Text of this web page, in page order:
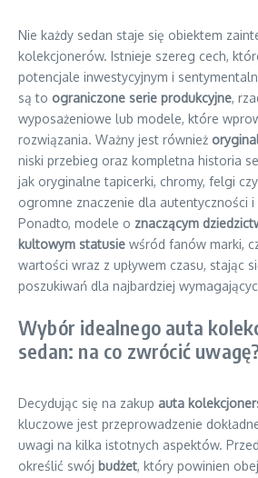
Nie każdy sedan staje się obiektem
kolekcjonerów. Istnieje szereg cech,
potencjale inwestycyjnym i
są to ograniczone serie produkcyjne,
wyposażeniowe lub modele, które
rozwiązania. Ważny jest również
niski przebieg oraz kompletna historia
jak oryginalne tapicerki, chromy, felgi
ogromne znaczenie dla autentyczności
Ponadto, modele o znaczącym
kultowym statusie wśród fanów marki,
wartości wraz z upływem czasu, stając
poszukiwań dla najbardziej
Wybór idealnego auta
sedan: na co zwrócić
Decydując się na zakup auta
kluczowe jest przeprowadzenie
uwagi na kilka istotnych aspektów.
określić swój budżet, który powinien